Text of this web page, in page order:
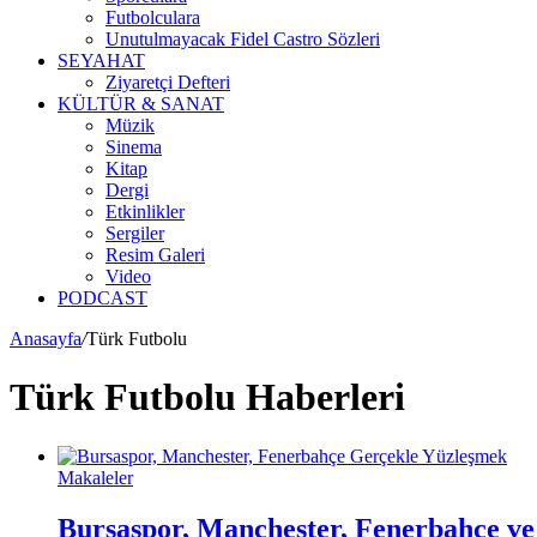
Futbolculara
Unutulmayacak Fidel Castro Sözleri
SEYAHAT
Ziyaretçi Defteri
KÜLTÜR & SANAT
Müzik
Sinema
Kitap
Dergi
Etkinlikler
Sergiler
Resim Galeri
Video
PODCAST
Anasayfa/Türk Futbolu
Türk Futbolu Haberleri
Makaleler
Bursaspor, Manchester, Fenerbahçe